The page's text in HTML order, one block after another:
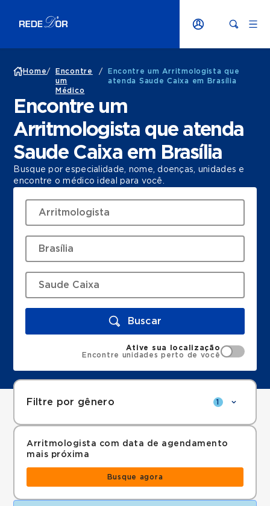
Home/
Encontre
um
Médico
/
Encontre um Arritmologista que
atenda Saude Caixa em Brasília
Encontre um
Arritmologista que atenda
Saude Caixa em Brasília
Busque por especialidade, nome, doenças, unidades e
encontre o médico ideal para você.
Buscar
Ative sua localização
Encontre unidades perto de você
Filtre por gênero 1
Arritmologista com data de agendamento
mais próxima
Busque agora